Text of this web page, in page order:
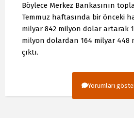
Böylece Merkez Bankasının
Temmuz haftasında bir önceki
milyar 842 milyon dolar artarak
milyon dolardan 164 milyar 448
çıktı.
Yorumları